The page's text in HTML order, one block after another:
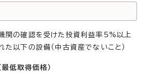
関の確認を受けた投資利益率5%以上
以下の設備（中古資産でないこと）
低取得価格）